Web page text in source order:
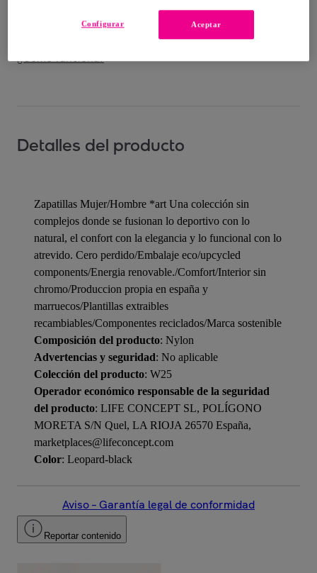
Entrega: Entre el 12/08
¿Cómo funciona?
Detalles del producto
Zapatillas Mujer/Hombre *art Una colección sin
complejos donde se fusionan lo deportivo con lo
natural, el confort con la elegancia y lo funcional con lo
atrevido. Cero perdido/Embalaje eco/upcycled
components/Energia renovable./Comfort/Interior sin
chromo/Produccion propia en españa y
marruecos/Plantillas extraibles
recambiables/Componentes reciclados/Marca sostenible
Composición del producto: Nylon
Advertencias y seguridad: No aplicable
Colección del producto: W25
Operador económico responsable de la seguridad
del producto: LIFE CONCEPT SL, POLÍGONO
MORETA S/N Quel, LA RIOJA 26570 España,
marketplaces@lifeconcept.com
Color: Leopard-black
Aviso – Garantía legal de conformidad
Reportar contenido
Aceptar
Configurar